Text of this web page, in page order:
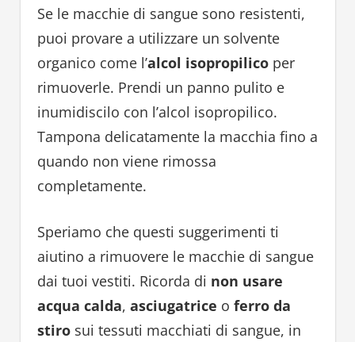
Se le macchie di sangue sono resistenti,
puoi provare a utilizzare un solvente
organico come l’alcol isopropilicoper
rimuoverle. Prendi un panno pulito e
inumidiscilo con l’alcol isopropilico.
Tampona delicatamente la macchia fino a
quando non viene rimossa
completamente.
Speriamo che questi suggerimenti ti
aiutino a rimuovere le macchie di sangue
dai tuoi vestiti. Ricorda di non usare
acqua calda, asciugatrice o ferro da
stirosui tessuti macchiati di sangue, in